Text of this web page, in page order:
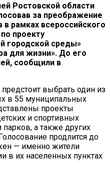
Ростовской области
за преображение
рамках всероссийского
проекту
городской среды»
для жизни». До его
сообщили в
выбрать один из
в 55 муниципальных
проекты
и спортивных
а также других
продлится до
— именно жители
в их населенных пунктах